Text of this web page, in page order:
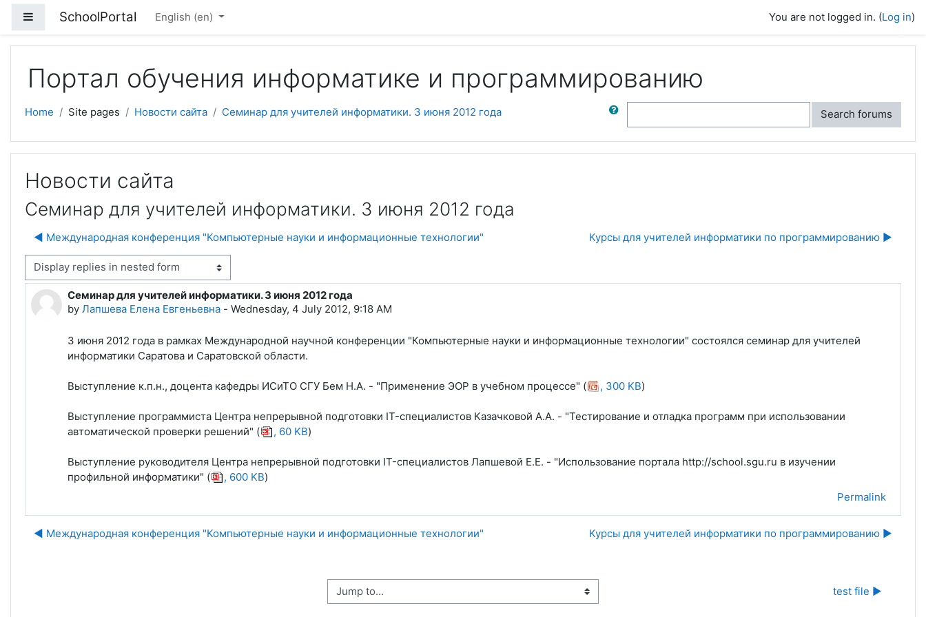
Side panel
SchoolPortal English ‎(en)‎ You are not logged in. (Log in)
Портал обучения информатике и программированию
Home Site pages Новости сайта Семинар для учителей информатики. 3 июня 2012 года
Search forums
Новости сайта
Семинар для учителей информатики. 3 июня 2012 года
◀︎ Международная конференция "Компьютерные науки и информационные технологии" Курсы для учителей информатики по программированию ▶︎
mode
Семинар для учителей информатики. 3 июня 2012 года
by Лапшева Елена Евгеньевна - Wednesday, 4 July 2012, 9:18 AM
Number of replies: 0
3 июня 2012 года в рамках Международной научной конференции "Компьютерные науки и информационные технологии" состоялся семинар для учителей
информатики Саратова и Саратовской области.
Выступление к.п.н., доцента кафедры ИСиТО СГУ Бем Н.А. - "Применение ЭОР в учебном процессе" ( , 300 KB)
Выступление программиста Центра непрерывной подготовки IT-специалистов Казачковой А.А. - "Тестирование и отладка программ при использовании
автоматической проверки решений" (
, 60 KB)
Выступление руководителя Центра непрерывной подготовки IT-специалистов Лапшевой Е.Е. - "Использование портала http://school.sgu.ru в изучении
профильной информатики" (
, 600 KB)
Permalink
◀︎ Международная конференция "Компьютерные науки и информационные технологии" Курсы для учителей информатики по программированию ▶︎
Jump to... test file ▶︎